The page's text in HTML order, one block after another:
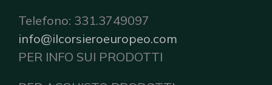
Telefono: 331.3749097
info@ilcorsieroeuropeo.com
PER INFO SUI PRODOTTI